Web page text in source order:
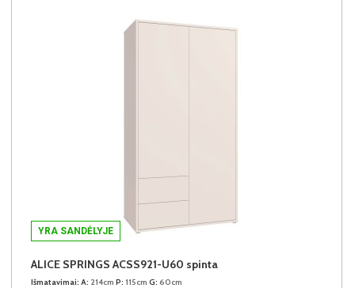
YRA SANDĖLYJE
ALICE SPRINGS ACSS921-U60 spinta
Išmatavimai: A: 214cm P: 115cm G: 60cm